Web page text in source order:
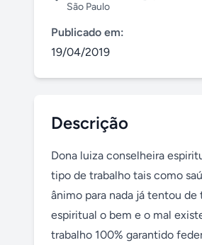
São Paulo
Publicado em:
19/04/2019
Descrição
Dona luiza conselheira
tipo de trabalho tais como
ânimo para nada já tentou
espiritual o bem e o mal
trabalho 100% garantido